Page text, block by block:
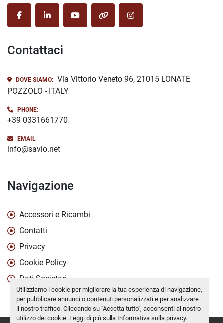
Utilizziamo i cookie per migliorare la tua esperienza di navigazione,
per pubblicare annunci o contenuti personalizzati e per analizzare
il nostro traffico. Cliccando su "Accetta tutto", acconsenti al nostro
utilizzo dei cookie. Leggi di più sulla Informativa sulla privacy.
facebooklinkedinyoutubeother instagram
Contattaci
DOVE SIAMO: Via Vittorio Veneto 96, 21015 LONATE
POZZOLO - ITALY
PHONE:
+39 0331661770
EMAIL
info@savio.net
Navigazione
Accessori e Ricambi
Contatti
Privacy
Cookie Policy
Dati Societari